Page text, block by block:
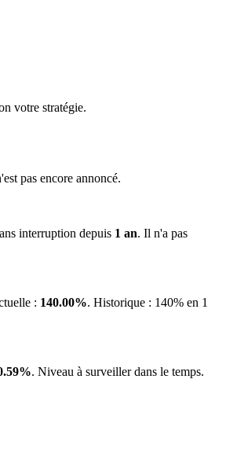
votre stratégie.
pas encore annoncé.
interruption depuis 1 an. Il n'a pas
: 140.00%. Historique : 140% en 1
. Niveau à surveiller dans le temps.